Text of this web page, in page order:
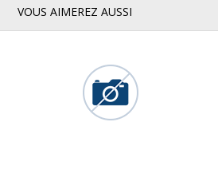
VOUS AIMEREZ AUSSI